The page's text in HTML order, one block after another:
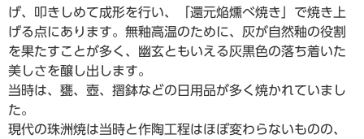
げ、叩きしめて成形を行い、「還元焔燻べ焼き」で焼き上
げる点にあります。無釉高温のために、灰が自然釉の役割
を果たすことが多く、幽玄ともいえる灰黒色の落ち着いた
美しさを醸し出します。
当時は、甕、壺、摺鉢などの日用品が多く焼かれていまし
た。
現代の珠洲焼は当時と作陶工程はほぼ変わらないものの、